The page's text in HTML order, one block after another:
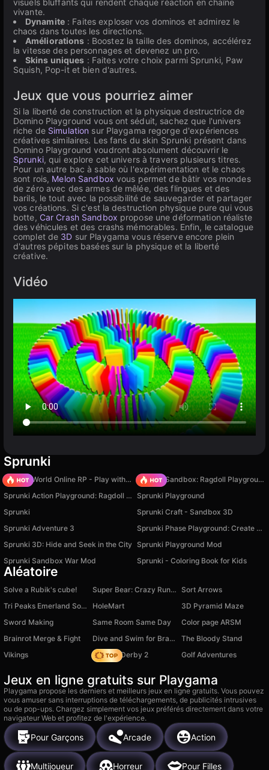
visuels bluffants qui rendent chaque réaction en chaîne
vivante.
Dynamite: Faites exploser vos dominos et admirez le
chaos dans toutes les directions.
Améliorations : Boostez la taille des dominos, accélérez
la vitesse des personnages et devenez un pro.
Skins uniques : Faites votre choix parmi Sprunki, Paw
Squish, Pop-it et bien d'autres.
Jeux que vous pourriez aimer
Si la liberté de construction et la physique destructrice de
Domino Playground vous ont séduit, sachez que l'univers
riche de Simulation sur Playgama regorge d'expériences
créatives similaires. Les fans du skin Sprunki présent dans
Domino Playground voudront absolument découvrir le
Sprunki, qui explore cet univers à travers plusieurs titres.
Pour un autre bac à sable où l'expérimentation et le chaos
sont rois, Melon Sandbox vous permet de bâtir vos mondes
de zéro avec des armes de mêlée, des flingues et des
barils, le tout avec la possibilité de sauvegarder et partager
vos créations. Si c'est la destruction physique pure qui vous
botte, Car Crash Sandbox propose une déformation réaliste
des véhicules et des crashs mémorables. Enfin, le catalogue
complet de 3D sur Playgama vous réserve encore plein
d'autres pépites basées sur la physique et la liberté
créative.
Vidéo
Sprunki
Sprunki World Online RP - Play with Friends!
Sprunki Sandbox: Ragdoll Playground Mode
Sprunki Action Playground: Ragdoll Sandbox
Sprunki Playground
Sprunki
Sprunki Craft - Sandbox 3D
Sprunki Adventure 3
Sprunki Phase Playground: Create Sprunki and Music
Sprunki 3D: Hide and Seek in the City Sprunki Playground Mod
Sprunki Sandbox War Mod
Sprunki - Coloring Book for Kids
Aléatoire
Solve a Rubik's cube! Super Bear: Crazy Runner
Sort Arrows
Tri Peaks Emerland Solitaire
HoleMart
3D Pyramid Maze
Sword Making
Same Room Same Day
Color page ARSM
Brainrot Merge & Fight
Dive and Swim for Brainrots!
The Bloody Stand
Vikings
Zombie Derby 2 Golf Adventures
Jeux en ligne gratuits sur Playgama
Playgama propose les derniers et meilleurs jeux en ligne gratuits. Vous pouvez
vous amuser sans interruptions de téléchargements, de publicités intrusives
ou de pop-ups. Chargez simplement vos jeux préférés directement dans votre
navigateur Web et profitez de l'expérience.
Pour Garçons Arcade Action
Multijoueur Horreur Pour Filles